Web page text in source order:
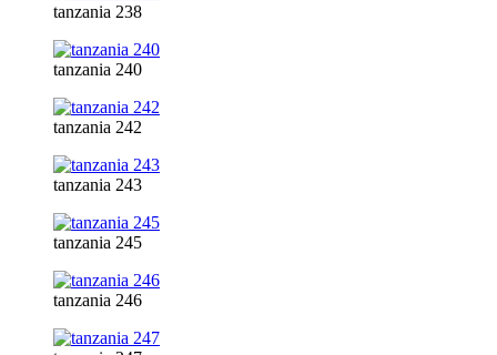
tanzania 238
tanzania 240
tanzania 242
tanzania 243
tanzania 245
tanzania 246